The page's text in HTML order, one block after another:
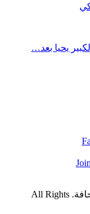
يحيا بعد…
© 2026 - جريدة بريس ميديا الأوروعربية للصحافة. All Rights